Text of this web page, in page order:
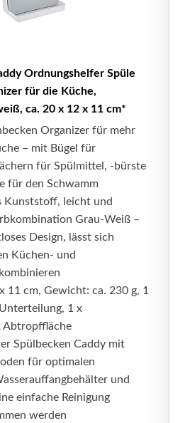
Ordnungshelfer Spüle
für die Küche,
ca. 20 x 12 x 11 cm*
Organizer für mehr
– mit Bügel für
für Spülmittel, -bürste
für den Schwamm
Kunststoff, leicht und
Grau-Weiß –
Design, lässt sich
Küchen- und
11 cm, Gewicht: ca. 230 g, 1
1 x
Abtropffläche
Spülbecken Caddy mit
für optimalen
und
einfache Reinigung
werden